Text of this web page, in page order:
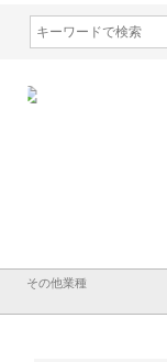
その他業種